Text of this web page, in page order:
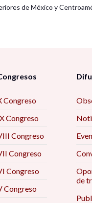
territorial. Dr. Juan
en línea. Dra. Elena de la
de México y
Congreso
Congreso
Congreso
Congreso
Congreso
Congreso
de